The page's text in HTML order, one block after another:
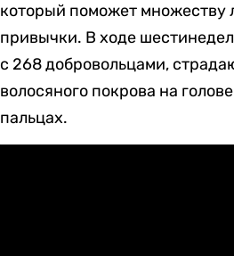
который поможет множеству
привычки. В ходе
с 268 добровольцами,
волосяного покрова на
пальцах.